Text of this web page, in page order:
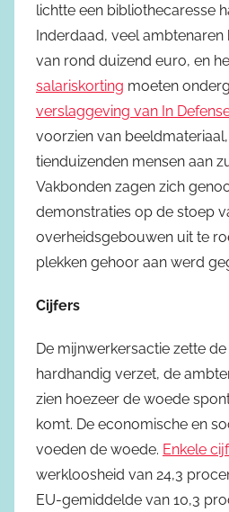
lichtte een bibliothecaresse
Inderdaad, veel ambtenaren
van rond duizend euro, en
salariskorting moeten
verslaggeving van In
voorzien van
tienduizenden mensen aan
Vakbonden zagen zich
demonstraties op de stoep
overheidsgebouwen uit te
plekken gehoor aan werd
Cijfers
De mijnwerkersactie zette
hardhandig verzet, de
zien hoezeer de woede
komt. De economische en
voeden de woede. Enkele
werkloosheid van 24,3
EU-gemiddelde van 10,3